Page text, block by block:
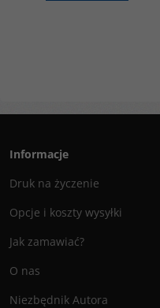
Informacje
Druk na życzenie
Opcje i koszty wysyłki
Jak zamawiać?
O nas
Niezbędnik Autora